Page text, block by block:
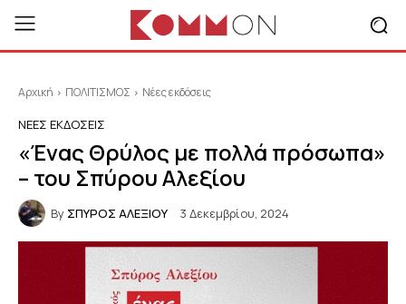
Αρχική ΠΟΛΙΤΙΣΜΟΣ Νέες εκδόσεις
ΝΈΕΣ ΕΚΔΌΣΕΙΣ
«Ένας Θρύλος με πολλά πρόσωπα»
– του Σπύρου Αλεξίου
By ΣΠΥΡΟΣ ΑΛΕΞΙΟΥ 3 Δεκεμβρίου, 2024